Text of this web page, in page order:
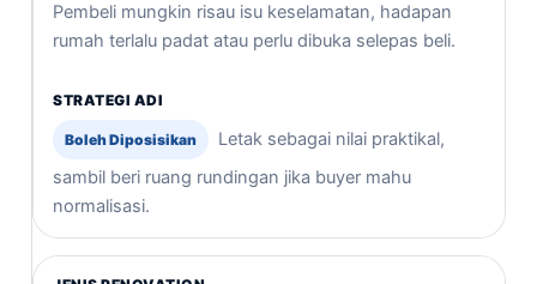
Pembeli mungkin risau isu keselamatan, hadapan
rumah terlalu padat atau perlu dibuka selepas beli.
Boleh Diposisikan
Letak sebagai nilai praktikal,
sambil beri ruang rundingan jika buyer mahu
normalisasi.